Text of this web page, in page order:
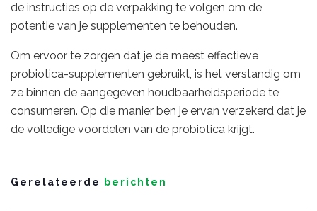
de instructies op de verpakking te volgen om de
potentie van je supplementen te behouden.
Om ervoor te zorgen dat je de meest effectieve
probiotica-supplementen gebruikt, is het verstandig om
ze binnen de aangegeven houdbaarheidsperiode te
consumeren. Op die manier ben je ervan verzekerd dat je
de volledige voordelen van de probiotica krijgt.
Gerelateerde berichten